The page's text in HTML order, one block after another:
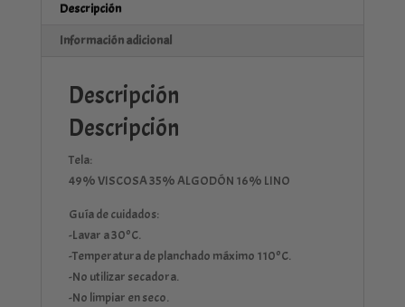
Descripción
Información adicional
Descripción
Descripción
Tela:
49% VISCOSA 35% ALGODÓN 16% LINO
Guía de cuidados:
-Lavar a 30ºC.
-Temperatura de planchado máximo 110ºC.
-No utilizar secadora.
-No limpiar en seco.